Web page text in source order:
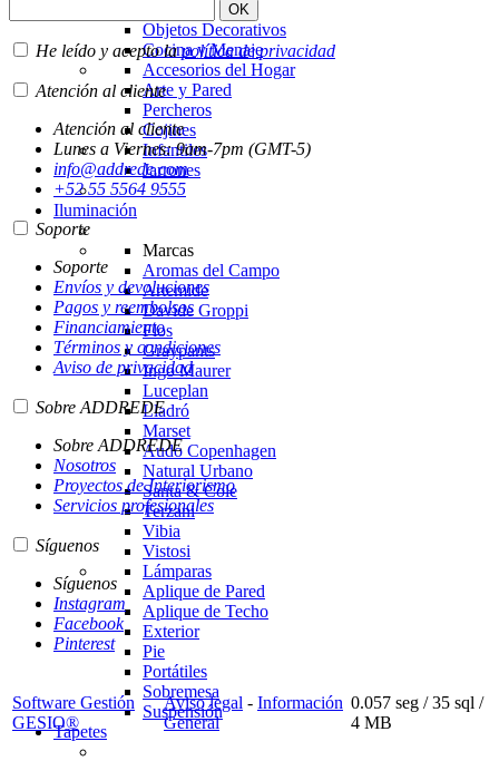
Objetos Decorativos
Cocina y Menaje
Accesorios del Hogar
Arte y Pared
Percheros
Cojines
Infantiles
Jarrones
Iluminación
Marcas
Aromas del Campo
Artemide
Davide Groppi
Flos
Graypants
Ingo Maurer
Luceplan
Lladró
Marset
Audo Copenhagen
Natural Urbano
Santa & Cole
Terzani
Vibia
Vistosi
Lámparas
Aplique de Pared
Aplique de Techo
Exterior
Pie
Portátiles
Sobremesa
Suspensión
Tapetes
He leído y acepto lapolítica de privacidad
Atención al cliente
Atención al cliente
Lunes a Viernes: 9am-7pm (GMT-5)
info@addrede.com
+52 55 5564 9555
Soporte
Soporte
Envíos y devoluciones
Pagos y reembolsos
Financiamiento
Términos y condiciones
Aviso de privacidad
Sobre ADDREDE
Sobre ADDREDE
Nosotros
Proyectos de Interiorismo
Servicios profesionales
Síguenos
Síguenos
Instagram
Facebook
Pinterest
Software Gestión
GESIO®
Aviso legal - Información
General
0.057 seg /35 sql /
4 MB